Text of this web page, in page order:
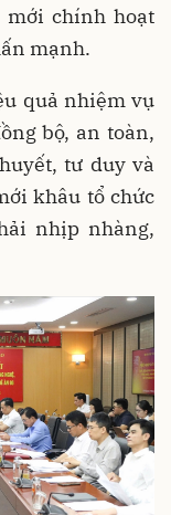
mới chính hoạt
mạnh.
quả nhiệm vụ
bộ, an toàn,
tư duy và
khâu tổ chức
nhịp nhàng,